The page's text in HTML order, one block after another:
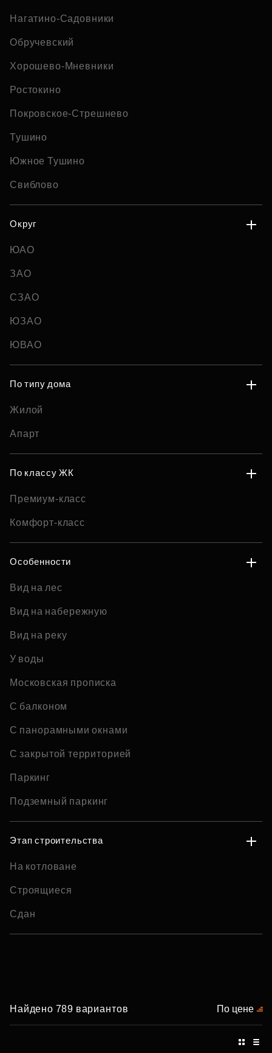
Нагатино-Садовники
Обручевский
Хорошево-Мневники
Ростокино
Покровское-Стрешнево
Тушино
Южное Тушино
Свиблово
Округ
ЮАО
ЗАО
СЗАО
ЮЗАО
ЮВАО
По типу дома
Жилой
Апарт
По классу ЖК
Премиум-класс
Комфорт-класс
Особенности
Вид на лес
Вид на набережную
Вид на реку
У воды
Московская прописка
С балконом
С панорамными окнами
С закрытой территорией
Паркинг
Подземный паркинг
Этап строительства
На котловане
Строящиеся
Сдан
Найдено 789 вариантов По цене